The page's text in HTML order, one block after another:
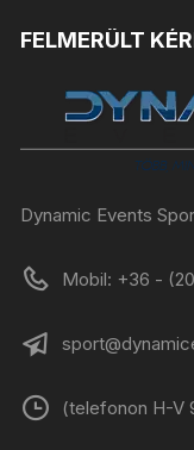
FELMERÜLT
Dynamic Events
Mobil: +36 -
(telefonon H-V